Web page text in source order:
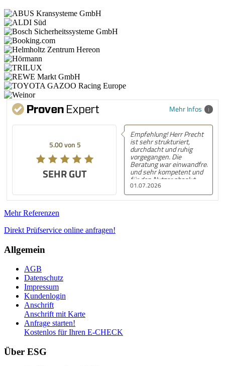
Mehr Infos
5.00 von 5
SEHR GUT
01.07.2026
Empfehlung! Herr Precht
ist sehr strukturiert,
durchdacht und ruhig
vorgegangen. Die
Beratung war einwandfrei
und sehr kompetent und
für den Nutzer absolut
nachvollziehbar und
verständlich.
Mehr Referenzen
Direkt Prüfservice online anfragen!
Allgemein
AGB
Datenschutz
Impressum
Kundenlogin
Anschrift
Anschrift mit Karte
Anfrage starten!
Kostenlos für Ihren E-CHECK
Über ESG